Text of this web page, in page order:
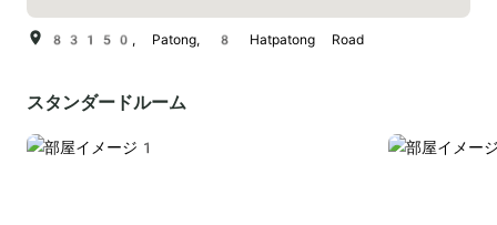
83150, Patong, 8 Hatpatong Road
スタンダードルーム